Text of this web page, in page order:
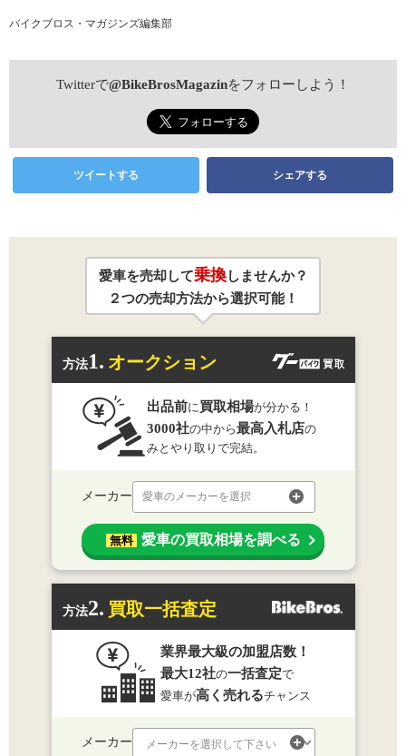
バイクブロス・マガジンズ編集部
Twitterで@BikeBrosMagazinをフォローしよう！
ツイートする シェアする
愛車を売却して乗換しませんか？
２つの売却方法から選択可能！
方法1. オークション
出品前に 買取相場が分かる！
3000社の中から最高入札店の
みとやり取りで完結。
メーカー 愛車のメーカーを選択
無料 愛車の買取相場を調べる
方法2. 買取一括査定
業界最大級の加盟店数！
最大12社の一括査定で
愛車が高く売れるチャンス
メーカー